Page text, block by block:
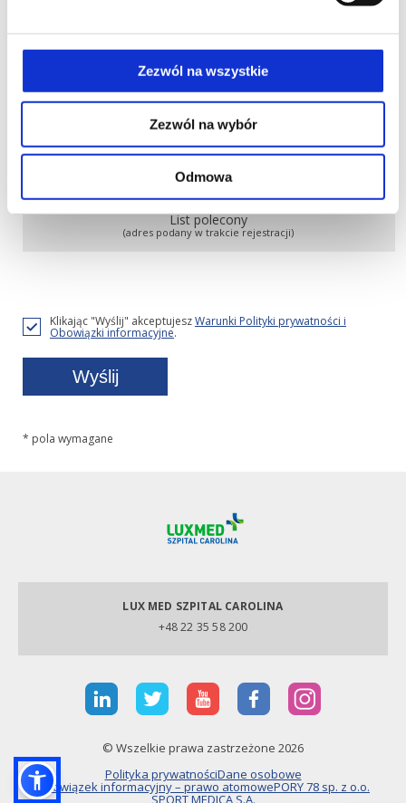
Zezwól na wszystkie
Zezwól na wybór
Odmowa
Osobiście
E-mail
(podany w trakcie rejestracji)
List polecony
(adres podany w trakcie rejestracji)
Klikając "Wyślij" akceptujeszWarunki Polityki prywatności i
Obowiązki informacyjne.
Wyślij
* pola wymagane
LUX MED SZPITAL CAROLINA
+48 22 35 58 200
© Wszelkie prawa zastrzeżone 2026
Polityka prywatnościDane osobowe
Obowiązek informacyjny – prawo atomowePORY 78 sp. z o.o.
SPORT MEDICA S.A.